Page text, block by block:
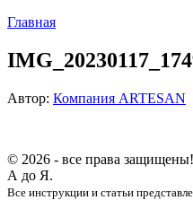
Главная
Автор: Компания ARTESAN
© 2026 - все права защищены!
А до Я.
Все инструкции и статьи